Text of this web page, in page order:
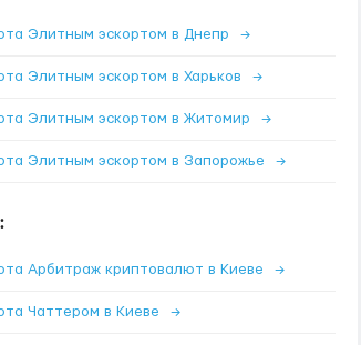
Элитным эскортом в Днепр →
Элитным эскортом в Харьков →
Элитным эскортом в Житомир →
Элитным эскортом в Запорожье →
Арбитраж криптовалют в Киеве →
Чаттером в Киеве →